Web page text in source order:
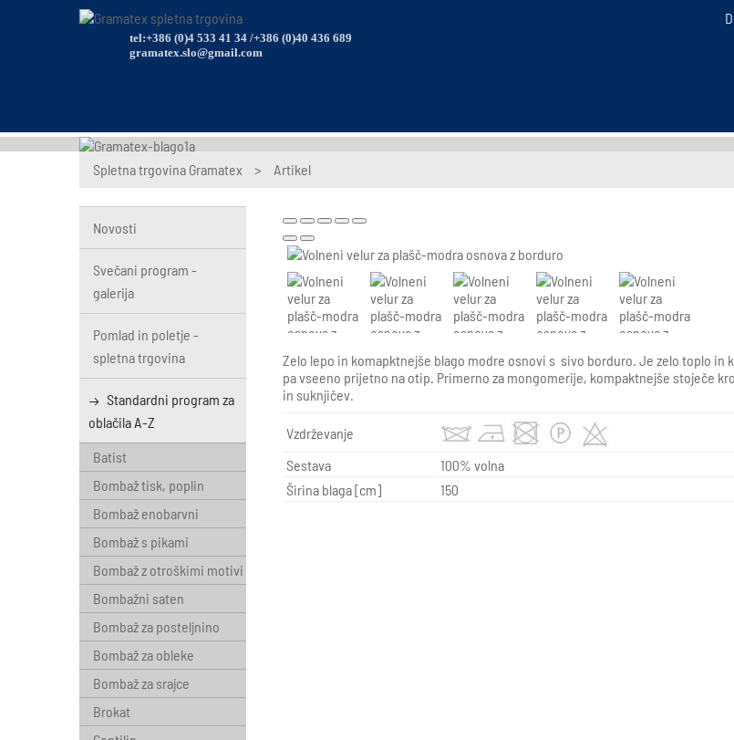
tel:+386 (0)4 533 41 34 /+386 (0)40 436 689
gramatex.slo@gmail.com
Spletna trgovina Gramatex > Artikel
Novosti
Svečani program -
galerija
Pomlad in poletje -
spletna trgovina
Standardni program za
oblačila A-Z
Batist
Bombaž tisk, poplin
Bombaž enobarvni
Bombaž s pikami
Bombaž z otroškimi motivi
Bombažni saten
Bombaž za posteljnino
Bombaž za obleke
Bombaž za srajce
Brokat
Zelo lepo in komapktnejše blago modre osnovi s sivo borduro. Je zelo toplo in
pa vseeno prijetno na otip. Primerno za mongomerije, kompaktnejše stoječe
in suknjičev.
Vzdrževanje
Sestava
100% volna
Širina blaga [cm]
150